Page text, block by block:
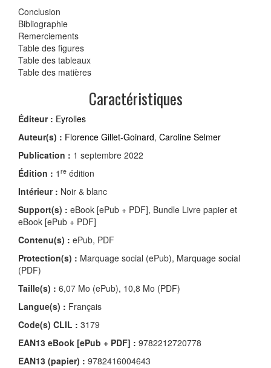
Conclusion
Bibliographie
Remerciements
Table des figures
Table des tableaux
Table des matières
Caractéristiques
Éditeur : Eyrolles
Auteur(s) : Florence Gillet-Goinard, Caroline Selmer
Publication : 1 septembre 2022
Édition : 1 re édition
Intérieur : Noir & blanc
Support(s) : eBook [ePub + PDF], Bundle Livre papier et
eBook [ePub + PDF]
Contenu(s) : ePub, PDF
Protection(s) : Marquage social (ePub), Marquage social
(PDF)
Taille(s) : 6,07 Mo (ePub), 10,8 Mo (PDF)
Langue(s) : Français
Code(s) CLIL : 3179
EAN13 eBook [ePub + PDF] : 9782212720778
EAN13 (papier) : 9782416004643